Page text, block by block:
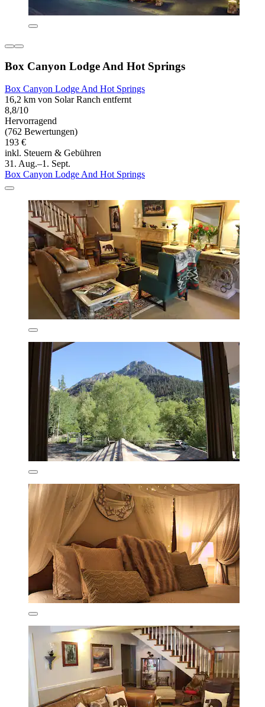
Box Canyon Lodge And Hot Springs
Box Canyon Lodge And Hot Springs
16,2 km von Solar Ranch entfernt
8,8/10
Hervorragend
(762 Bewertungen)
193 €
inkl. Steuern & Gebühren
31. Aug.–1. Sept.
Box Canyon Lodge And Hot Springs